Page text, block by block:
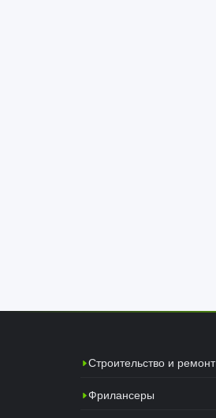
Строительство и ремонт
Фрилансеры